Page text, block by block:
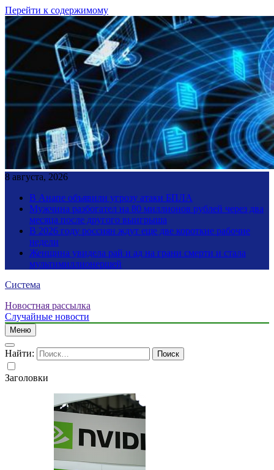
Перейти к содержимому
8 августа, 2026
В Анапе объявили угрозу атаки БПЛА
Мужчина разбогател на 80 миллионов рублей через два
месяца после другого выигрыша
В 2026 году россиян ждут еще две короткие рабочие
недели
Женщина увидела рай и ад на грани смерти и стала
мультимиллионершей
Система
Новостная рассылка
Случайные новости
Меню
Найти:
Заголовки